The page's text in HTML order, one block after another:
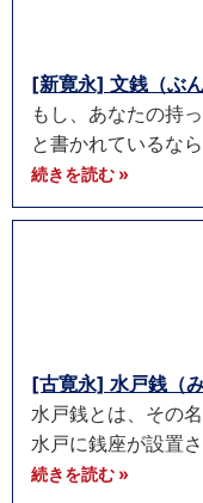
[新寛永] 文銭（ぶ
もし、あなたの持
と書かれているなら
続きを読む »
[古寛永] 水戸銭（
水戸銭とは、その
水戸に銭座が設置
続きを読む »